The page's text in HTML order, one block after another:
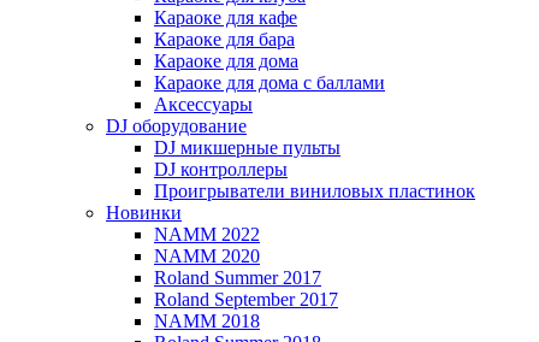
Караоке для кафе
Караоке для бара
Караоке для дома
Караоке для дома с баллами
Аксессуары
DJ оборудование
DJ микшерные пульты
DJ контроллеры
Проигрыватели виниловых пластинок
Новинки
NAMM 2022
NAMM 2020
Roland Summer 2017
Roland September 2017
NAMM 2018